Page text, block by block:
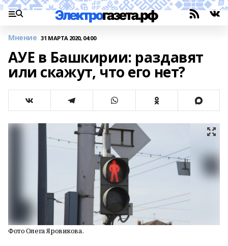
Мнение 31 МАРТА 2020, 04:00
АУЕ в Башкирии: раздавят
или скажут, что его нет?
Фото Олега Яровикова.